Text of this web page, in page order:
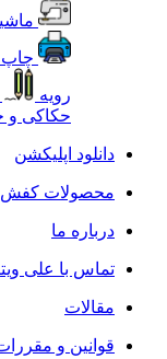
چاپ
رویه
حکاکی و
دانلود اپلیکشن
محصولات کفش
درباره ما
تماس با علی
مقالات
قوانین و